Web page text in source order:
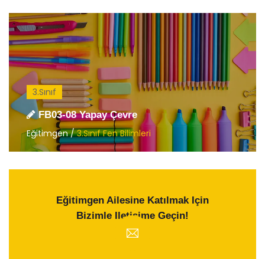
3.Sınıf
FB03-08 Yapay Çevre
Eğitimgen /3.Sınıf Fen Bilimleri
Eğitimgen Ailesine Katılmak Için
Bizimle Iletişime Geçin!